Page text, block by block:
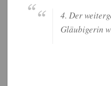
4. Der
Gläubigerin